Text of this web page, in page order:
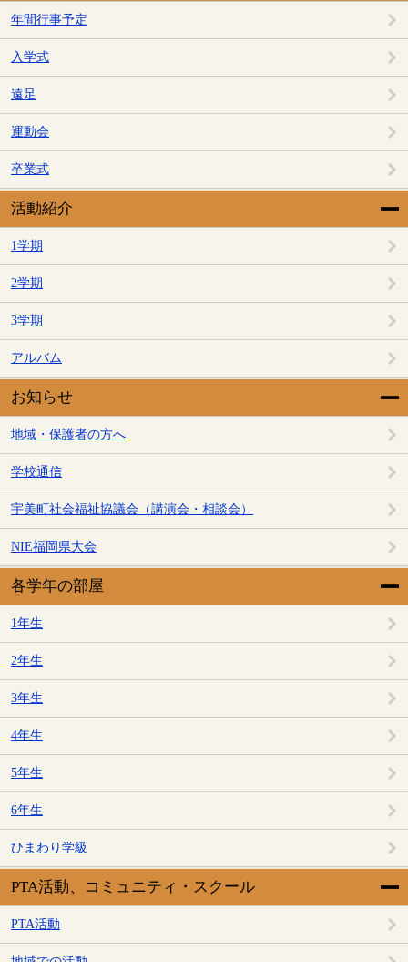
年間行事予定
入学式
遠足
運動会
卒業式
活動紹介
1学期
2学期
3学期
アルバム
お知らせ
地域・保護者の方へ
学校通信
宇美町社会福祉協議会（講演会・相談会）
NIE福岡県大会
各学年の部屋
1年生
2年生
3年生
4年生
5年生
6年生
ひまわり学級
PTA活動、コミュニティ・スクール
PTA活動